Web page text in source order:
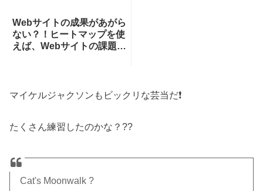
Webサイトの成果があがら
ない？！ヒートマップを使
えば、Webサイトの課題が
マイケルジャクソンもビックリな芸当だ❗️
たくさん練習したのかな？??
Cat's Moonwalk ?